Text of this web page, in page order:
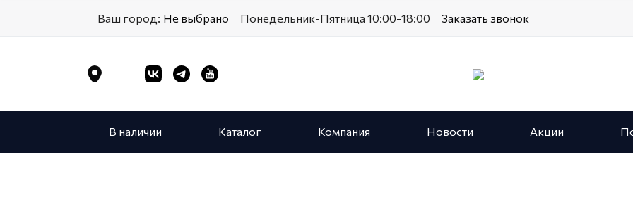
Ваш город: Не выбрано Понедельник-Пятница 10:00-18:00 Заказать звонок
В наличии Каталог Компания Новости Акции